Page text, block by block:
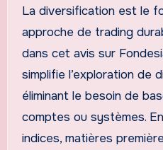
La diversification est le
approche de trading
dans cet avis sur
simplifie l’exploration de
éliminant le besoin de
comptes ou systèmes.
indices, matières